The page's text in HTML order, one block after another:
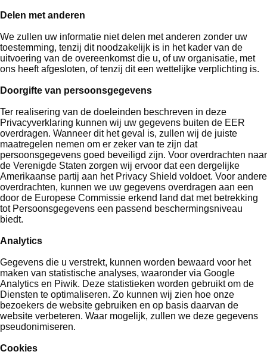
Delen met anderen
We zullen uw informatie niet delen met anderen zonder uw
toestemming, tenzij dit noodzakelijk is in het kader van de
uitvoering van de overeenkomst die u, of uw organisatie, met
ons heeft afgesloten, of tenzij dit een wettelijke verplichting is.
Doorgifte van persoonsgegevens
Ter realisering van de doeleinden beschreven in deze
Privacyverklaring kunnen wij uw gegevens buiten de EER
overdragen. Wanneer dit het geval is, zullen wij de juiste
maatregelen nemen om er zeker van te zijn dat
persoonsgegevens goed beveiligd zijn. Voor overdrachten naar
de Verenigde Staten zorgen wij ervoor dat een dergelijke
Amerikaanse partij aan het Privacy Shield voldoet. Voor andere
overdrachten, kunnen we uw gegevens overdragen aan een
door de Europese Commissie erkend land dat met betrekking
tot Persoonsgegevens een passend beschermingsniveau
biedt.
Analytics
Gegevens die u verstrekt, kunnen worden bewaard voor het
maken van statistische analyses, waaronder via Google
Analytics en Piwik. Deze statistieken worden gebruikt om de
Diensten te optimaliseren. Zo kunnen wij zien hoe onze
bezoekers de website gebruiken en op basis daarvan de
website verbeteren. Waar mogelijk, zullen we deze gegevens
pseudonimiseren.
Cookies